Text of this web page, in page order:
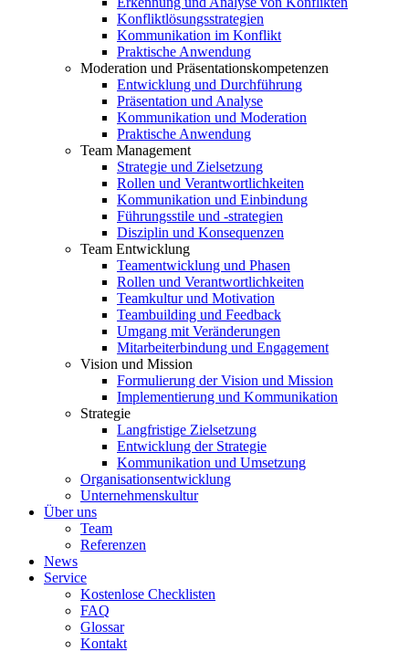
Konfliktlösungsstrategien
Kommunikation im Konflikt
Praktische Anwendung
Moderation und Präsentationskompetenzen
Entwicklung und Durchführung
Präsentation und Analyse
Kommunikation und Moderation
Praktische Anwendung
Team Management
Strategie und Zielsetzung
Rollen und Verantwortlichkeiten
Kommunikation und Einbindung
Führungsstile und -strategien
Disziplin und Konsequenzen
Team Entwicklung
Teamentwicklung und Phasen
Rollen und Verantwortlichkeiten
Teamkultur und Motivation
Teambuilding und Feedback
Umgang mit Veränderungen
Mitarbeiterbindung und Engagement
Vision und Mission
Formulierung der Vision und Mission
Implementierung und Kommunikation
Strategie
Langfristige Zielsetzung
Entwicklung der Strategie
Kommunikation und Umsetzung
Organisationsentwicklung
Unternehmenskultur
Über uns
Team
Referenzen
News
Service
Kostenlose Checklisten
FAQ
Glossar
Kontakt